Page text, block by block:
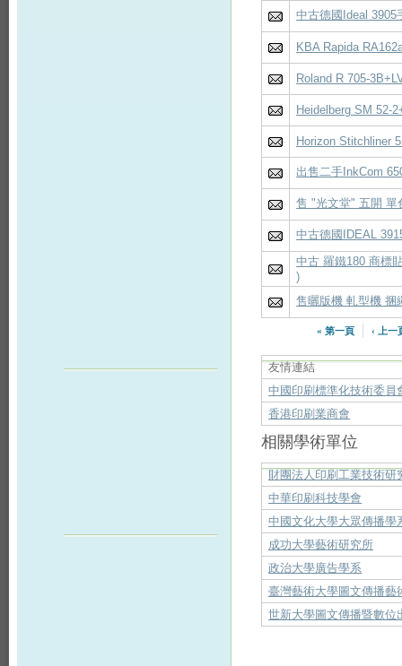
中古德國Ideal 3905
KBA Rapida
Roland R 705-
Heidelberg SM 52-
Horizon Stitchliner
出售二手InkCom
售 "光文堂" 五開 單
中古德國IDEAL
中古 羅鐵180 商標
)
售曬版機 軋型機 捆
« 第一頁 ‹ 上一
友情連結
中國印刷標準化技術委員
香港印刷業商會
相關學術單位
財團法人印刷工業技術研
中華印刷科技學會
中國文化大學大眾傳播學
成功大學藝術研究所
政治大學廣告學系
臺灣藝術大學圖文傳播藝
世新大學圖文傳播暨數位